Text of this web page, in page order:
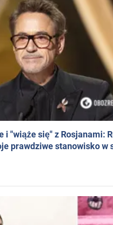
i "wiąże się" z Rosjanami:
prawdziwe stanowisko w